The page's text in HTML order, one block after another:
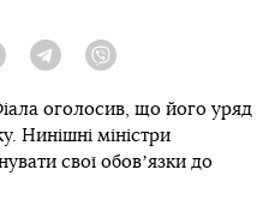
Twitter TelegramViber
оголосив, що його уряд
Нинішні міністри
свої обовʼязки до